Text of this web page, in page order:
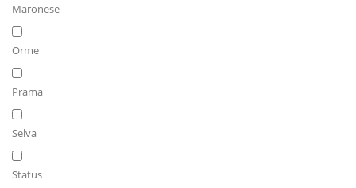
Maronese
Orme
Prama
Selva
Status